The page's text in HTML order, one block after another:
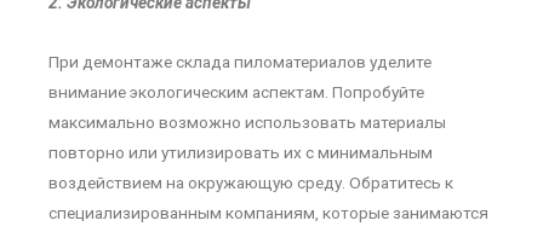
При демонтаже склада пиломатериалов уделите
внимание экологическим аспектам. Попробуйте
максимально возможно использовать материалы
повторно или утилизировать их с минимальным
воздействием на окружающую среду. Обратитесь к
специализированным компаниям, которые занимаются